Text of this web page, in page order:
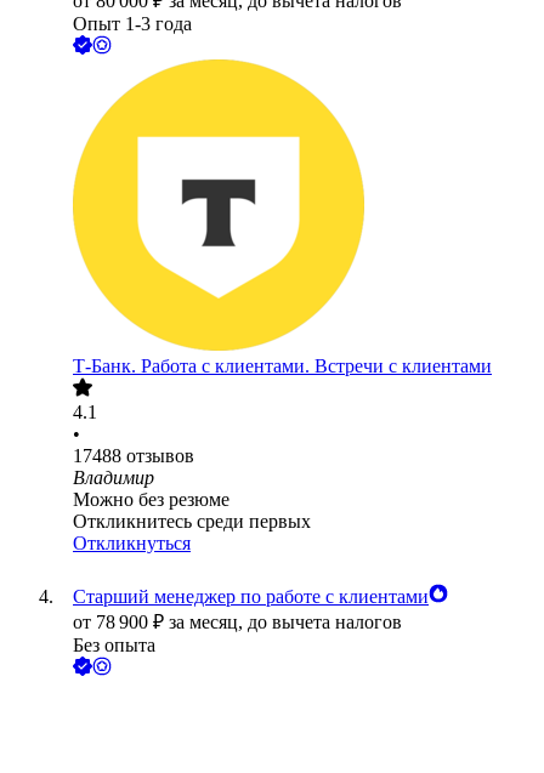
Опыт 1-3 года
Т-Банк. Работа с клиентами. Встречи с клиентами
4.1
•
17488 отзывов
Владимир
Можно без резюме
Откликнитесь среди первых
Откликнуться
Старший менеджер по работе с клиентами
от 78 900 ₽ за месяц, до вычета налогов
Без опыта